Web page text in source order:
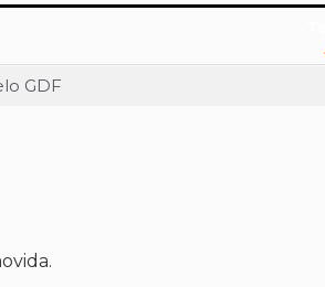
GDF
nesta quinta-feira (6)
do Buriti
aponta Quaest